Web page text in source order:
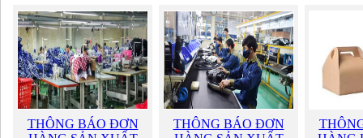
THÔNG BÁO ĐƠN
THÔNG BÁO ĐƠN